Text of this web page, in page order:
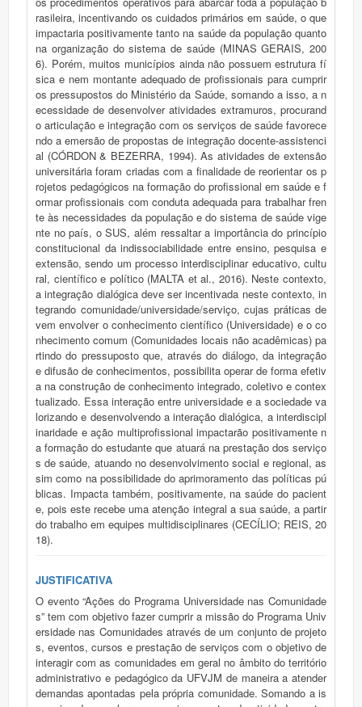
rasileira, incentivando os cuidados primários em saúde, o que
impactaria positivamente tanto na saúde da população quanto
na organização do sistema de saúde (MINAS GERAIS, 200
6). Porém, muitos municípios ainda não possuem estrutura fí
sica e nem montante adequado de profissionais para cumprir
os pressupostos do Ministério da Saúde, somando a isso, a n
ecessidade de desenvolver atividades extramuros, procurand
o articulação e integração com os serviços de saúde favorece
ndo a emersão de propostas de integração docente-assistenci
al (CÓRDON & BEZERRA, 1994). As atividades de extensão
universitária foram criadas com a finalidade de reorientar os p
rojetos pedagógicos na formação do profissional em saúde e f
ormar profissionais com conduta adequada para trabalhar fren
te às necessidades da população e do sistema de saúde vige
nte no país, o SUS, além ressaltar a importância do princípio
constitucional da indissociabilidade entre ensino, pesquisa e
extensão, sendo um processo interdisciplinar educativo, cultu
ral, científico e político (MALTA et al., 2016). Neste contexto,
a integração dialógica deve ser incentivada neste contexto, in
tegrando comunidade/universidade/serviço, cujas práticas de
vem envolver o conhecimento científico (Universidade) e o co
nhecimento comum (Comunidades locais não acadêmicas) pa
rtindo do pressuposto que, através do diálogo, da integração
e difusão de conhecimentos, possibilita operar de forma efetiv
a na construção de conhecimento integrado, coletivo e contex
tualizado. Essa interação entre universidade e a sociedade va
lorizando e desenvolvendo a interação dialógica, a interdiscipl
inaridade e ação multiprofissional impactarão positivamente n
a formação do estudante que atuará na prestação dos serviço
s de saúde, atuando no desenvolvimento social e regional, as
sim como na possibilidade do aprimoramento das políticas pú
blicas. Impacta também, positivamente, na saúde do pacient
e, pois este recebe uma atenção integral a sua saúde, a partir
do trabalho em equipes multidisciplinares (CECÍLIO; REIS, 20
18).
JUSTIFICATIVA
O evento “Ações do Programa Universidade nas Comunidade
s” tem com objetivo fazer cumprir a missão do Programa Univ
ersidade nas Comunidades através de um conjunto de projeto
s, eventos, cursos e prestação de serviços com o objetivo de
interagir com as comunidades em geral no âmbito do território
administrativo e pedagógico da UFVJM de maneira a atender
demandas apontadas pela própria comunidade. Somando a is